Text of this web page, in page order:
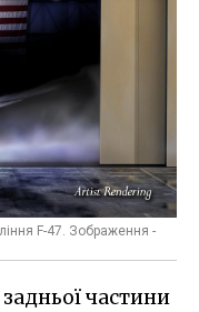
F-47. Зображення -
частини